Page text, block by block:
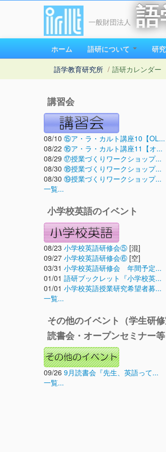
一般財団法人 語
ホーム 語研について 研
語学教育研究所 / 語研カレンダー
講習会
08/10 ⑮ア・ラ・カルト講座10【OL...
08/22 ⑯ア・ラ・カルト講座11【オ...
08/29 ⑰授業づくりワークショップ...
08/30 ⑱授業づくりワークショップ...
08/30 ⑲授業づくりワークショップ...
一覧...
小学校英語のイベント
08/23 小学校英語研修会⑤ [混]
09/27 小学校英語研修会⑥ [空]
03/31 小学校英語研修会 年間予定...
01/01 語研ブックレット『小学校英...
01/01 小学校英語授業研究希望者募...
一覧...
その他のイベント（学生研修
読書会・オープンセミナー等
09/26 9月読書会『先生、英語って...
一覧...